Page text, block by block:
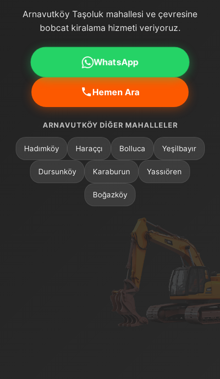
Arnavutköy Taşoluk mahallesi ve çevresine
bobcat kiralama hizmeti veriyoruz.
WhatsApp
Hemen Ara
ARNAVUTKÖY DIĞER MAHALLELER
Hadımköy Haraççı Bolluca Yeşilbayır
Dursunköy Karaburun Yassıören
Boğazköy